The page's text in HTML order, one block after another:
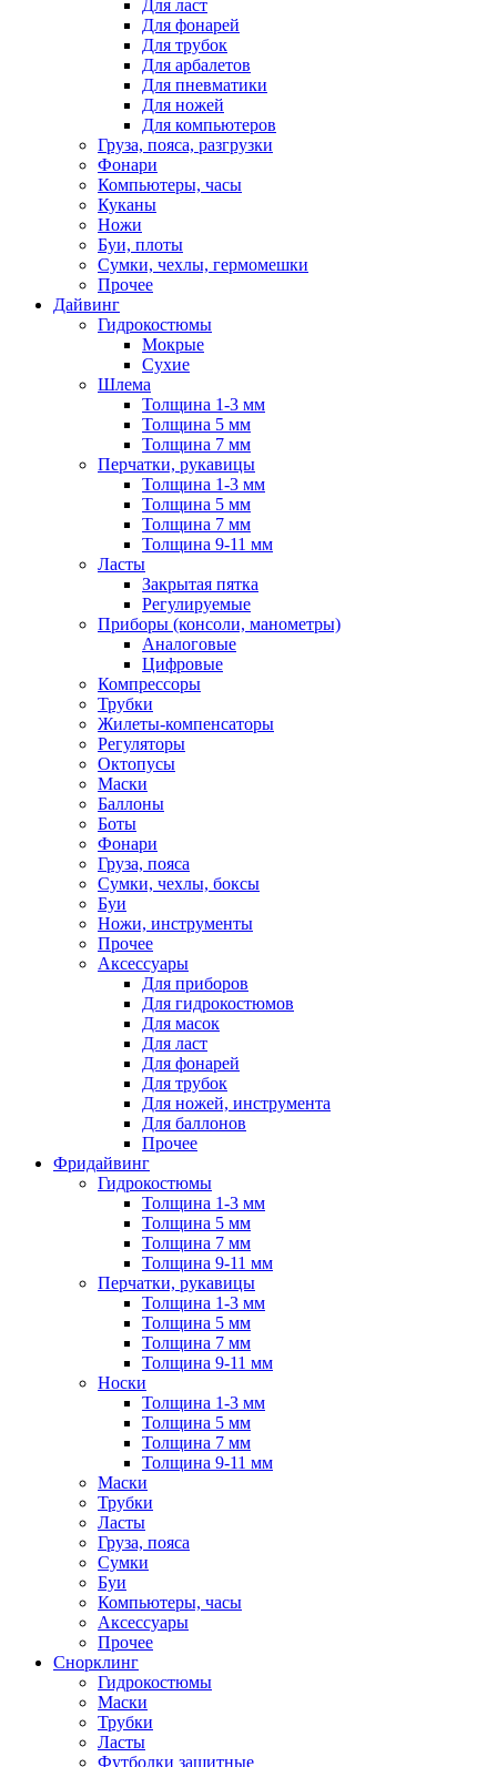
Для ласт
Для фонарей
Для трубок
Для арбалетов
Для пневматики
Для ножей
Для компьютеров
Груза, пояса, разгрузки
Фонари
Компьютеры, часы
Куканы
Ножи
Буи, плоты
Сумки, чехлы, гермомешки
Прочее
Дайвинг
Гидрокостюмы
Мокрые
Сухие
Шлема
Толщина 1-3 мм
Толщина 5 мм
Толщина 7 мм
Перчатки, рукавицы
Толщина 1-3 мм
Толщина 5 мм
Толщина 7 мм
Толщина 9-11 мм
Ласты
Закрытая пятка
Регулируемые
Приборы (консоли, манометры)
Аналоговые
Цифровые
Компрессоры
Трубки
Жилеты-компенсаторы
Регуляторы
Октопусы
Маски
Баллоны
Боты
Фонари
Груза, пояса
Сумки, чехлы, боксы
Буи
Ножи, инструменты
Прочее
Аксессуары
Для приборов
Для гидрокостюмов
Для масок
Для ласт
Для фонарей
Для трубок
Для ножей, инструмента
Для баллонов
Прочее
Фридайвинг
Гидрокостюмы
Толщина 1-3 мм
Толщина 5 мм
Толщина 7 мм
Толщина 9-11 мм
Перчатки, рукавицы
Толщина 1-3 мм
Толщина 5 мм
Толщина 7 мм
Толщина 9-11 мм
Носки
Толщина 1-3 мм
Толщина 5 мм
Толщина 7 мм
Толщина 9-11 мм
Маски
Трубки
Ласты
Груза, пояса
Сумки
Буи
Компьютеры, часы
Аксессуары
Прочее
Снорклинг
Гидрокостюмы
Маски
Трубки
Ласты
Футболки защитные